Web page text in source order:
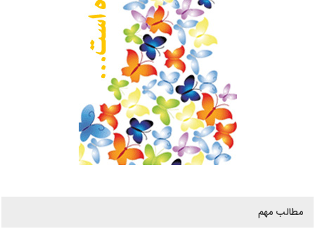
مطالب مهم